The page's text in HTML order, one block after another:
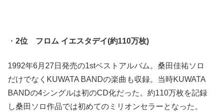
・ 2位 フロム イエスタデイ(約110万枚)
1992年6月27日発売の1stベストアルバム。桑田佳祐ソロ
だけでなくKUWATA BANDの楽曲も収録。当時KUWATA
BANDの4シングルは初のCD化だった。約110万枚を記録
し桑田ソロ作品では初めてのミリオンセラーとなった。